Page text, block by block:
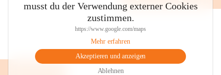
musst du der Verwendung externer Cookies
zustimmen.
https://www.google.com/maps
Mehr erfahren
Akzeptieren und anzeigen
Ablehnen